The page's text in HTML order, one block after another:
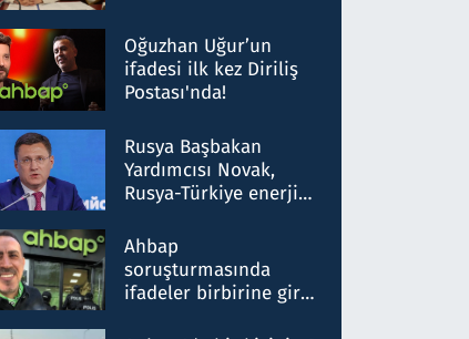
Oğuzhan Uğur’un
ifadesi ilk kez Diriliş
Postası'nda!
Rusya Başbakan
Yardımcısı Novak,
Rusya-Türkiye enerji
nitelikte olduğunu
belirtti
Ahbap
soruşturmasında
ifadeler birbirine girdi: